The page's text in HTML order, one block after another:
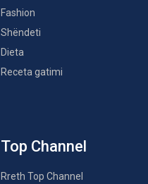
Fashion
Shëndeti
Dieta
Receta gatimi
Top Channel
Rreth Top Channel